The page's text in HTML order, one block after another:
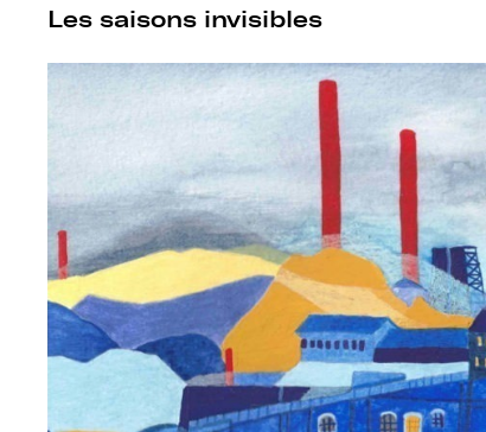
Les saisons invisibles